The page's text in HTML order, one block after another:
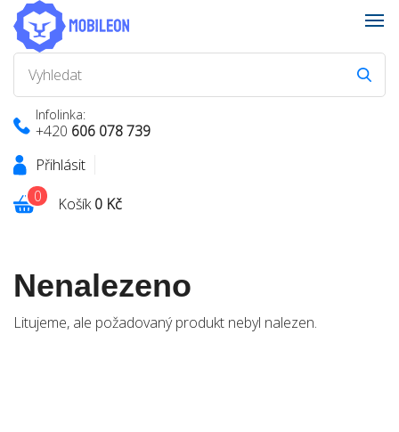
Infolinka:
+420 606 078 739
Přihlásit
Košík0 Kč
0
Nenalezeno
Litujeme, ale požadovaný produkt nebyl nalezen.